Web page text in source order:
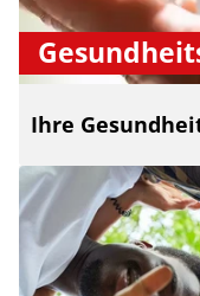
Ihre